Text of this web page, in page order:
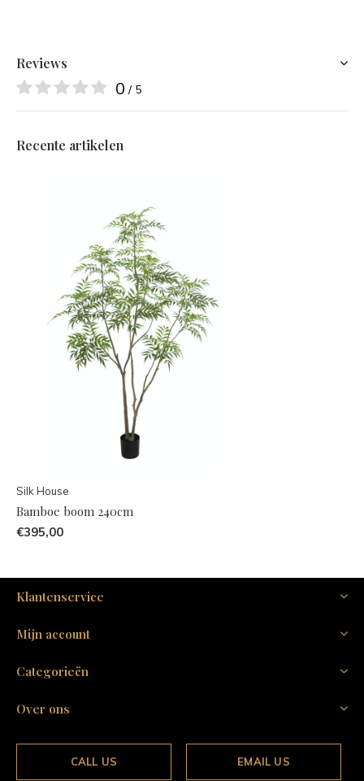
Reviews
0 / 5
Recente artikelen
Silk House
Bamboe boom 240cm
€395,00
Klantenservice
Mijn account
Categorieën
Over ons
CALL US EMAIL US